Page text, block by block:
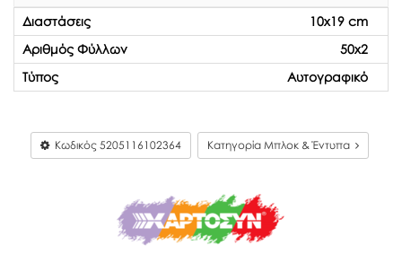
Διαστάσεις
10x19 cm
Αριθμός Φύλλων
50x2
Τύπος
Αυτογραφικό
Κωδικός 5205116102364 Κατηγορία Μπλοκ & Έντυπα